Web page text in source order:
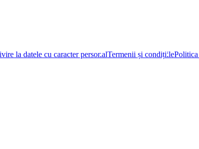
la datele cu caracter personalTermenii și condițiile